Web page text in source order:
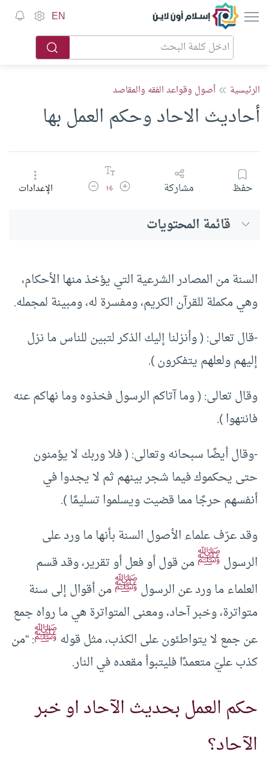
إسلام أون لاين EN
الرئيسية أصول وقواعد الفقه والمقاصد
أحاديث الاحاد وحكم العمل بها
حفظ مشاركة زيادة حجم الخط
16 تقليل حجم الخطالإعدادات
قائمة المحتويات
السنة من المصادر الشرعية التي يؤخذ منها الأحكام،
وهي مكملة للقرآن الكريم، ومفسرة له، ومبينة لمجمله.
-قال تعالى: ( وأنزلنا إليك الذكر لتبين للناس ما نزل
إليهم ولعلهم يتفكرون ).
وقال تعالى: ( وما آتاكم الرسول فخذوه وما نهاكم عنه
فانتهوا ).
-وقال أيضًا سبحانه وتعالى: ( فلا وربك لا يؤمنون
حتى يحكموك فيما شجر بينهم ثم لا يجدوا في
أنفسهم حرجًا مما قضيت ويسلموا تسليمًا ).
وقد عرّف علماء الأصول السنة بأنها ما ورد على
الرسولﷺمن قول أو فعل أو تقرير، وقد قسم
العلماء ما ورد عن الرسولﷺمن أقوال إلى سنة
متواترة، وخبر آحاد، ومعنى المتواترة هي ما رواه جمع
عن جمع لا يتواطئون على الكذب، مثل قولهﷺ: “من
كذب عليّ متعمدًا فليتبوأ مقعده في النار.
حكم العمل بحديث الآحاد او خبر
الآحاد؟